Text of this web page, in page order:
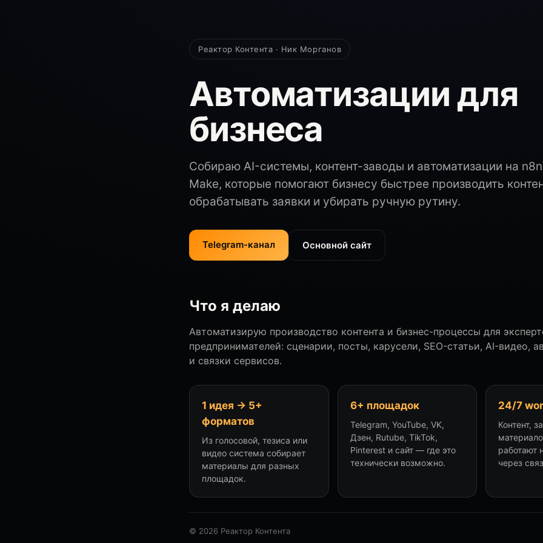
Реактор Контента · Ник Морганов
Автоматизации для
бизнеса
Собираю AI-системы, контент-заводы и автоматизации на
Make, которые помогают бизнесу быстрее производить
обрабатывать заявки и убирать ручную рутину.
Telegram-канал Основной сайт
Что я делаю
Автоматизирую производство контента и бизнес-процессы для
предпринимателей: сценарии, посты, карусели, SEO-статьи, AI-видео,
и связки сервисов.
1 идея → 5+
форматов
Из голосовой, тезиса или
видео система собирает
материалы для разных
площадок.
6+ площадок
Telegram, YouTube, VK,
Дзен, Rutube, TikTok,
Pinterest и сайт — где это
технически возможно.
24/7
Контент,
работают
через
© 2026 Реактор Контента